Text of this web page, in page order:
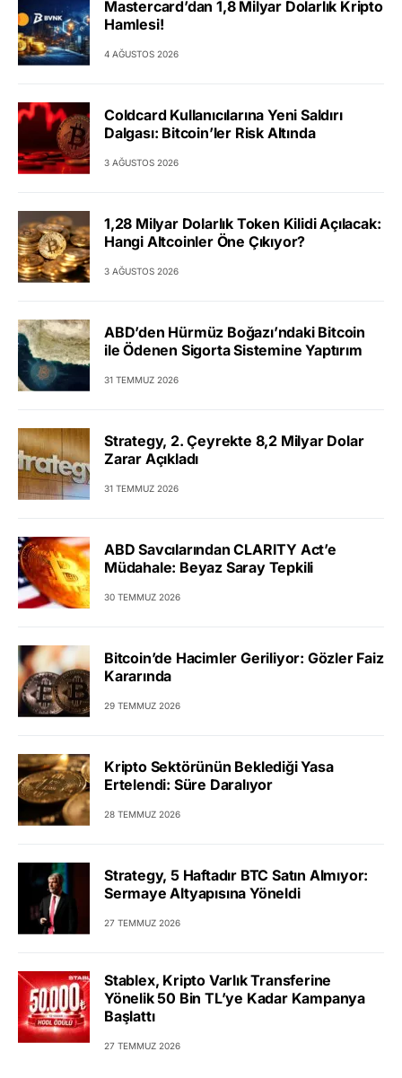
Mastercard’dan 1,8 Milyar Dolarlık Kripto
Hamlesi!
4 AĞUSTOS 2026
Coldcard Kullanıcılarına Yeni Saldırı
Dalgası: Bitcoin’ler Risk Altında
3 AĞUSTOS 2026
1,28 Milyar Dolarlık Token Kilidi Açılacak:
Hangi Altcoinler Öne Çıkıyor?
3 AĞUSTOS 2026
ABD’den Hürmüz Boğazı’ndaki Bitcoin
ile Ödenen Sigorta Sistemine Yaptırım
31 TEMMUZ 2026
Strategy, 2. Çeyrekte 8,2 Milyar Dolar
Zarar Açıkladı
31 TEMMUZ 2026
ABD Savcılarından CLARITY Act’e
Müdahale: Beyaz Saray Tepkili
30 TEMMUZ 2026
Bitcoin’de Hacimler Geriliyor: Gözler Faiz
Kararında
29 TEMMUZ 2026
Kripto Sektörünün Beklediği Yasa
Ertelendi: Süre Daralıyor
28 TEMMUZ 2026
Strategy, 5 Haftadır BTC Satın Almıyor:
Sermaye Altyapısına Yöneldi
27 TEMMUZ 2026
Stablex, Kripto Varlık Transferine
Yönelik 50 Bin TL’ye Kadar Kampanya
Başlattı
27 TEMMUZ 2026